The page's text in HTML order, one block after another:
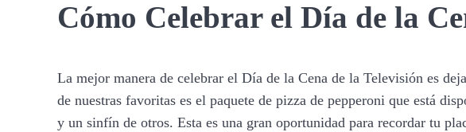
Cómo Celebrar el Día de la
La mejor manera de celebrar el Día de la Cena de la Televisión es
de nuestras favoritas es el paquete de pizza de pepperoni que está
y un sinfín de otros. Esta es una gran oportunidad para recordar tu